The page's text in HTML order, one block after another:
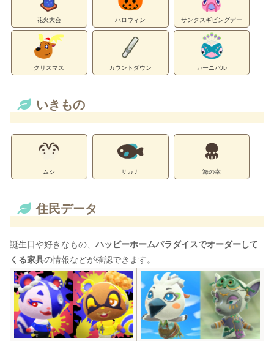
花火大会 ハロウィン サンクスギビングデー
クリスマス カウントダウン カーニバル
いきもの
ムシ サカナ 海の幸
住民データ
誕生日や好きなもの、 ハッピーホームパラダイスでオーダーして
くる家具の情報などが確認できます。